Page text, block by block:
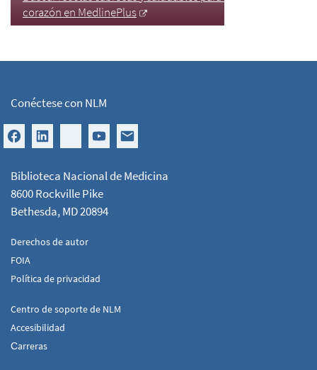
corazón en MedlinePlus
Conéctese con NLM
Biblioteca Nacional de Medicina
8600 Rockville Pike
Bethesda, MD 20894
Derechos de autor
FOIA
Política de privacidad
Centro de soporte de NLM
Accesibilidad
Сarreras